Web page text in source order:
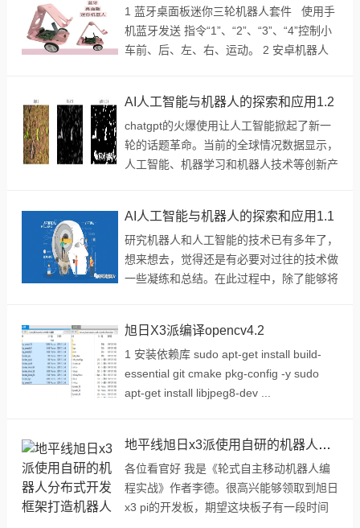
1 蓝牙桌面板迷你三轮机器人套件 使用手
机蓝牙发送 指令“1”、“2”、“3”、“4”控制小
车前、后、左、右、运动。 2 安卓机器人
AI人工智能与机器人的探索和应用1.2
chatgpt的火爆使用让人工智能掀起了新一
轮的话题革命。当前的全球情况数据显示，
人工智能、机器学习和机器人技术等创新产
且这个领域可能很难说完全。人工智能和
机...
AI人工智能与机器人的探索和应用1.1
研究机器人和人工智能的技术已有多年了，
想来想去，觉得还是有必要对过往的技术做
一些凝练和总结。在此过程中，除了能够将
坚强壁垒。 第一章 从生...
旭日X3派编译opencv4.2
1 安装依赖库 sudo apt-get install build-
essential git cmake pkg-config -y sudo
apt-get install libjpeg8-dev ...
地平线旭日x3派使用自研的机器人分布式开发框架打造机器人
各位看官好 我是《轮式自主移动机器人编
程实战》作者李德。很高兴能够领取到旭日
x3 pi的开发板，期望这块板子有一段时间